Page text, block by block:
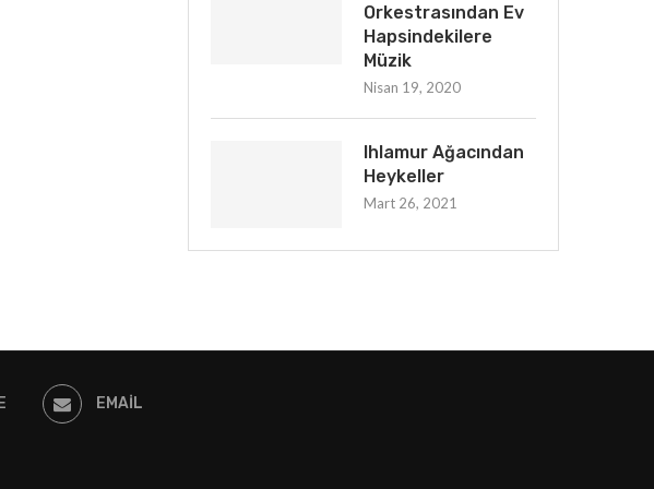
Orkestrasından Ev
Hapsindekilere
Müzik
Nisan 19, 2020
Ihlamur Ağacından
Heykeller
Mart 26, 2021
EMAIL